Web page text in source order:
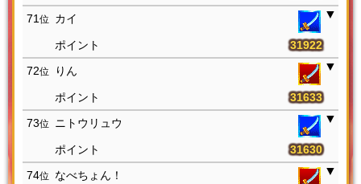
71 位 カイ
31922
72位 りん
31633
73位 ニトウリュウ
31630
74位 なべちょん！